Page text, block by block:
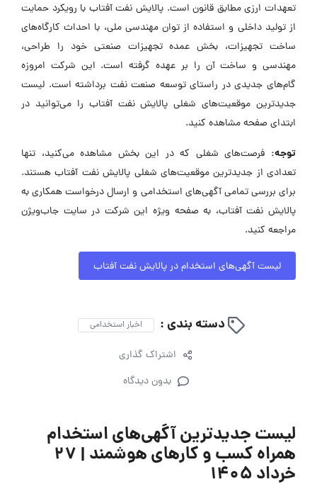
تعهدات ارزی مطابق قانون است. پالایش نفت آفتاب با رویکرد حمایت
از تولید داخلی و استفاده از توان مهندسی ملی، با احداث کارگاه‌های
ساخت تجهیزات، بخش عمده تجهیزات صنعتی خود را طراحی،
مهندسی و ساخت آن را بر عهده گرفته است. این شرکت امروزه
گام‌های جدیدی در راستای توسعه صنعت نفت برداشته است. لیست
جدیدترین موقعیت‌های شغلی پالایش نفت آفتاب را می‌توانید در
ابتدای صفحه مشاهده کنید.
توجه: فرصت‌های شغلی که در این بخش مشاهده می‌کنید، تنها
تعدادی از جدیدترین موقعیت‌های شغلی پالایش نفت آفتاب هستند.
برای بررسی تمامی آگهی‌های استخدامی و ارسال درخواست همکاری به
پالایش نفت آفتاب، به صفحه ویژه این شرکت در سایت جاب‌ویژن
مراجعه کنید.
لیست آگهی‌های استخدام در پالایش نفت آفتاب
دسته بندی : اخبار استخدامی
اشتراک گذاری
بدون دیدگاه
لیست جدیدترین آگهی‌های استخدام
همراه کسب و کارهای هوشمند | ۲۷
خرداد ۱۴۰۵